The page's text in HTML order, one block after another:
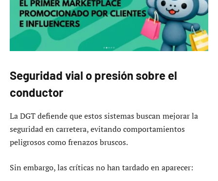
Seguridad vial o presión sobre el
conductor
La DGT defiende que estos sistemas buscan mejorar la
seguridad en carretera, evitando comportamientos
peligrosos como frenazos bruscos.
Sin embargo, las críticas no han tardado en aparecer: